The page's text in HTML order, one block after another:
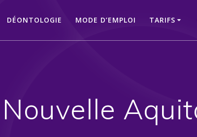
DÉONTOLOGIE MODE D’EMPLOI TARIFS